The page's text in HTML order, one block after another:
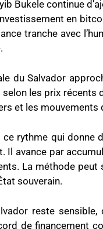
Bukele continue
en
tranche avec
du Salvador
les prix récents
et les
ce rythme qui donne
Il avance par
La méthode
souverain.
reste
de financement